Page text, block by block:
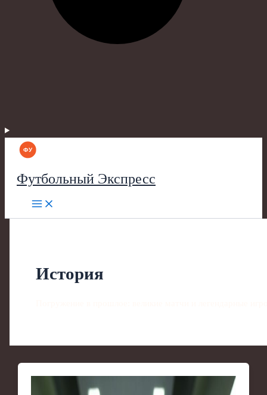
Футбольный Экспресс
История